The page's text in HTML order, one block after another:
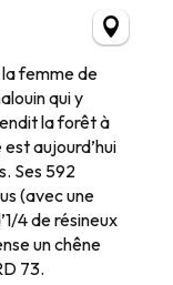
femme de
qui y
la forêt à
aujourd’hui
Ses 592
(avec une
4 de résineux
un chêne
73.